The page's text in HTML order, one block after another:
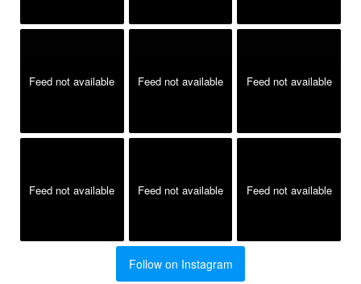
Feed not available Feed not available Feed not available
Feed not available Feed not available Feed not available
Follow on Instagram